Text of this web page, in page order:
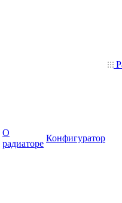
О
радиаторе
Конфигуратор